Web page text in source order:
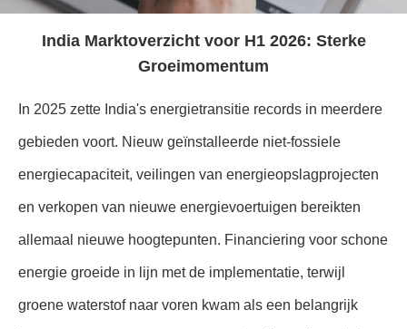
India Marktoverzicht voor H1 2026: Sterke
Groeimomentum
In 2025 zette India's energietransitie records in meerdere
gebieden voort. Nieuw geïnstalleerde niet-fossiele
energiecapaciteit, veilingen van energieopslagprojecten
en verkopen van nieuwe energievoertuigen bereikten
allemaal nieuwe hoogtepunten. Financiering voor schone
energie groeide in lijn met de implementatie, terwijl
groene waterstof naar voren kwam als een belangrijk